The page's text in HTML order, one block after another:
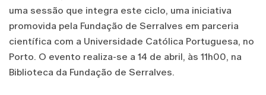
uma sessão que integra este ciclo, uma iniciativa
promovida pela Fundação de Serralves em parceria
científica com a Universidade Católica Portuguesa, no
Porto. O evento realiza-se a 14 de abril, às 11h00, na
Biblioteca da Fundação de Serralves.